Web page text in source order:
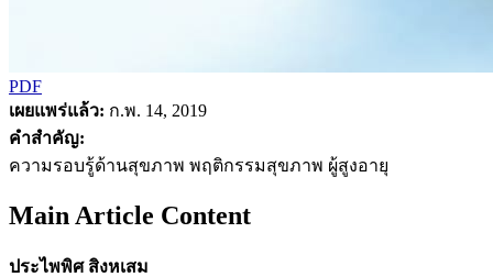
PDF
เผยแพร่แล้ว: ก.พ. 14, 2019
คำสำคัญ:
ความรอบรู้ด้านสุขภาพ พฤติกรรมสุขภาพ ผู้สูงอายุ
Main Article Content
ประไพพิศ สิงหเสม